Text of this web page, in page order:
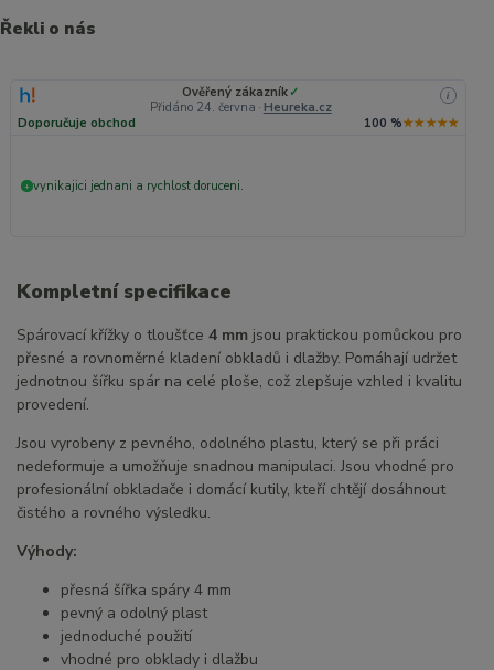
Řekli o nás
Ověřený zákazník ✓
Přidáno 24. června · Heureka.cz
i
Doporučuje obchod 100 %★★★★★
+ vynikajici jednani a rychlost doruceni.
Kompletní specifikace
Spárovací křížky o tloušťce 4 mm jsou praktickou pomůckou pro
přesné a rovnoměrné kladení obkladů i dlažby. Pomáhají udržet
jednotnou šířku spár na celé ploše, což zlepšuje vzhled i kvalitu
provedení.
Jsou vyrobeny z pevného, odolného plastu, který se při práci
nedeformuje a umožňuje snadnou manipulaci. Jsou vhodné pro
profesionální obkladače i domácí kutily, kteří chtějí dosáhnout
čistého a rovného výsledku.
Výhody:
přesná šířka spáry 4 mm
pevný a odolný plast
jednoduché použití
vhodné pro obklady i dlažbu